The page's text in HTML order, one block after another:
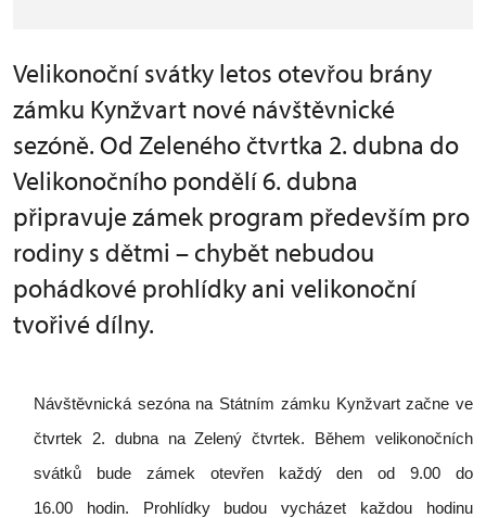
Velikonoční svátky letos otevřou brány
zámku Kynžvart nové návštěvnické
sezóně. Od Zeleného čtvrtka 2. dubna do
Velikonočního pondělí 6. dubna
připravuje zámek program především pro
rodiny s dětmi – chybět nebudou
pohádkové prohlídky ani velikonoční
tvořivé dílny.
Návštěvnická sezóna na Státním zámku Kynžvart začne ve
čtvrtek 2. dubna na Zelený čtvrtek. Během velikonočních
svátků bude zámek otevřen každý den od 9.00 do
16.00 hodin. Prohlídky budou vycházet každou hodinu